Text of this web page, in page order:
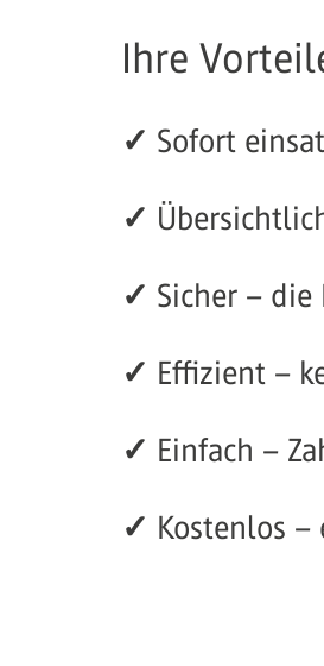
Ihre
✓ Sofort
✓
✓ Sicher –
✓ Effizient –
✓ Einfach –
✓ Kostenlos